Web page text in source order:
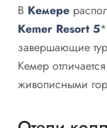
В Кемере
Kemer Resort 5
завершающие
Кемер
живописными